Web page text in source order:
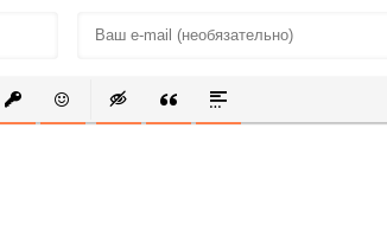
СПИСОК
ССЫЛКУЗАЩИЩЕННУЮ ССЫЛКУ
ВСТАВИТЬ СМАЙЛИК
ВСТАВКА СКРЫТОГО ТЕКСТА
ВСТАВКА ЦИТАТЫ
ВСТАВКА СПОЙЛЕРА